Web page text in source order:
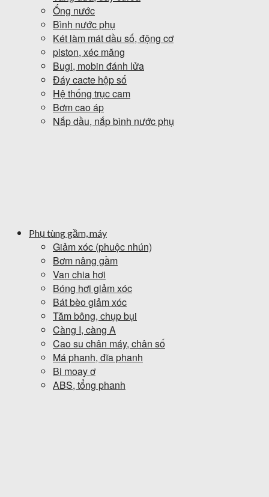
Ống nước
Bình nước phụ
Két làm mát dầu số, động cơ
piston, xéc măng
Bugi, mobin đánh lửa
Đáy cacte hộp số
Hệ thống trục cam
Bơm cao áp
Nắp dầu, nắp bình nước phụ
Phụ tùng gầm, máy
Giảm xóc (phuộc nhún)
Bơm nâng gầm
Van chia hơi
Bóng hơi giảm xóc
Bát bèo giảm xóc
Tăm bông, chụp bụi
Càng I, càng A
Cao su chân máy, chân số
Má phanh, đĩa phanh
Bi moay ơ
ABS, tổng phanh